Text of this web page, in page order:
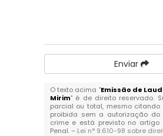
Enviar
O texto acima "Emissão de
Mirim" é de direito reservado.
parcial ou total, mesmo citando
proibida sem a autorização do
crime e está previsto no artigo
Penal. – Lei n° 9.610-98 sobre